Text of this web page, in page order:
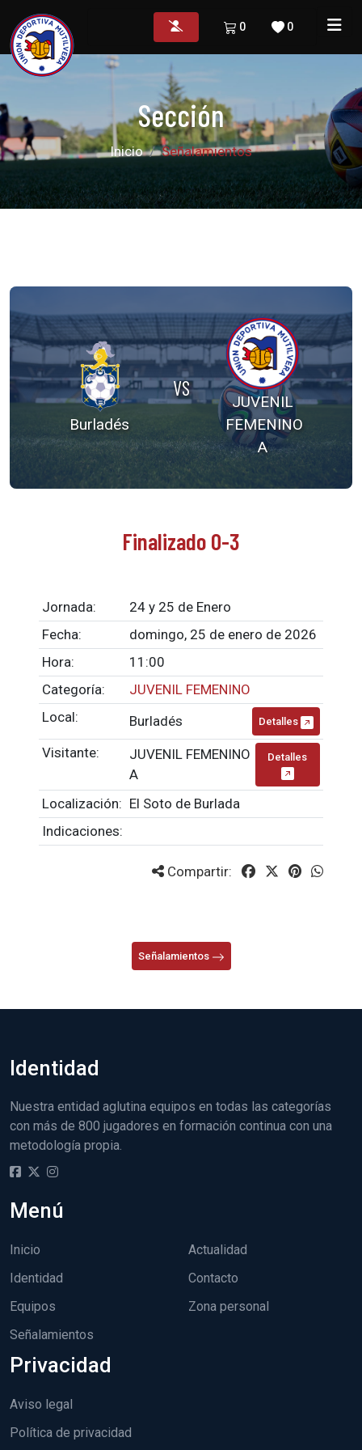
0
0
Sección
Inicio Señalamientos
Burladés
VS
JUVENIL
FEMENINO
A
Finalizado 0-3
Jornada:
24 y 25 de Enero
Fecha:
domingo, 25 de enero de 2026
Hora:
11:00
Categoría:
JUVENIL FEMENINO
Local:
Burladés Detalles
Visitante:
JUVENIL FEMENINO
A
Detalles
Localización: El Soto de Burlada
Indicaciones:
Compartir:
Señalamientos
Identidad
Nuestra entidad aglutina equipos en todas las categorías
con más de 800 jugadores en formación continua con una
metodología propia.
Menú
Inicio
Identidad
Equipos
Señalamientos
Actualidad
Contacto
Zona personal
Privacidad
Aviso legal
Política de privacidad